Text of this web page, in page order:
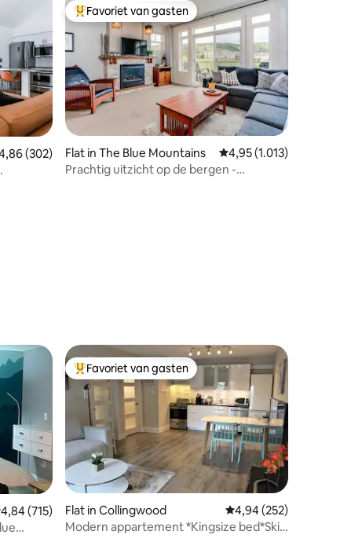
beoordeling van 4,86 op 5, 302 recensies
(302)
Topfavoriet van gasten
Favoriet van gasten
Flat in The Blue Mountains Gemiddelde
4,95 (1.013)
Prachtig uitzicht op de bergen -
beoordeling van 4,84 op 5, 715 recensies
4,84 (715)
Topfavoriet van gasten
Favoriet van gasten
Flat in Collingwood Gemiddelde
4,94 (252)
Modern appartement *Kingsize bed*Ski